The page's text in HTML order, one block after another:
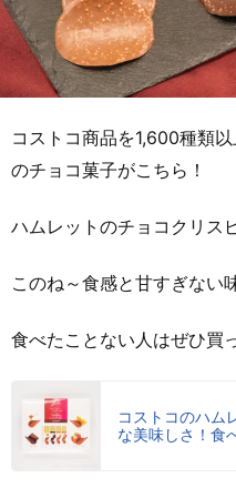
コストコ商品を1,600種類
のチョコ菓子がこちら！
ハムレットのチョコクリス
このね～食感と甘すぎない
食べたことない人はぜひ買
コストコのハム
な美味しさ！食